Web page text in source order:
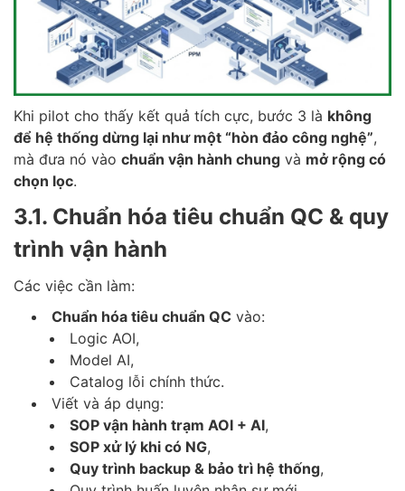
Khi pilot cho thấy kết quả tích cực, bước 3 là không
để hệ thống dừng lại như một “hòn đảo công nghệ”,
mà đưa nó vào chuẩn vận hành chung và mở rộng có
chọn lọc.
3.1. Chuẩn hóa tiêu chuẩn QC & quy
trình vận hành
Các việc cần làm:
Chuẩn hóa tiêu chuẩn QC vào:
Logic AOI,
Model AI,
Catalog lỗi chính thức.
Viết và áp dụng:
SOP vận hành trạm AOI + AI,
SOP xử lý khi có NG,
Quy trình backup & bảo trì hệ thống,